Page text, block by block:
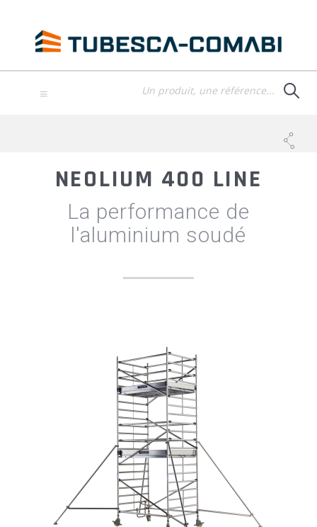
contenu
principal
TOGGLE
NEOLIUM 400 LINE
La performance de
l'aluminium soudé